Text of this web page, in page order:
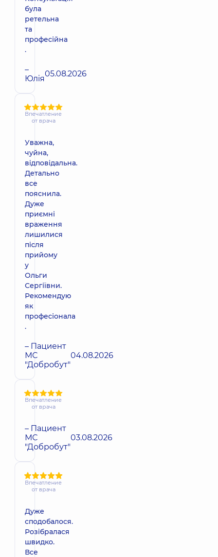
була
ретельна
та
професійна
.
–
Юлія05.08.2026
Впечатление
от врача
Уважна,
чуйна,
відповідальна.
Детально
все
пояснила.
Дуже
приємні
враження
лишилися
після
прийому
у
Ольги
Сергіївни.
Рекомендую
як
професіонала
.
– Пациент
МС
"Добробут"
04.08.2026
Впечатление
от врача
– Пациент
МС
"Добробут"
03.08.2026
Впечатление
от врача
Дуже
сподобалося.
Розібралася
швидко.
Все